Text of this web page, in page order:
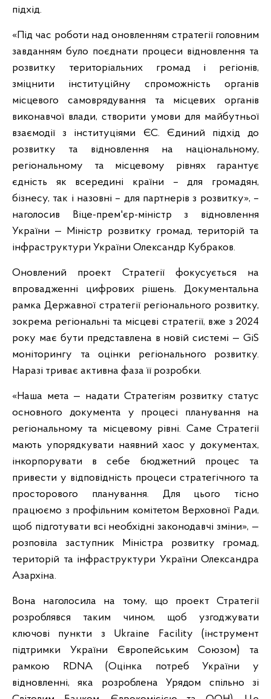
підхід.
«Під час роботи над оновленням стратегії головним
завданням було поєднати процеси відновлення та
розвитку територіальних громад і регіонів,
зміцнити інституційну спроможність органів
місцевого самоврядування та місцевих органів
виконавчої влади, створити умови для майбутньої
взаємодії з інституціями ЄС. Єдиний підхід до
розвитку та відновлення на національному,
регіональному та місцевому рівнях гарантує
єдність як всередині країни – для громадян,
бізнесу, так і назовні – для партнерів з розвитку», –
наголосив Віце-прем'єр-міністр з відновлення
України — Міністр розвитку громад, територій та
інфраструктури України Олександр Кубраков.
Оновлений проект Стратегії фокусується на
впровадженні цифрових рішень. Документальна
рамка Державної стратегії регіонального розвитку,
зокрема регіональні та місцеві стратегії, вже з 2024
року має бути представлена в новій системі — GiS
моніторингу та оцінки регіонального розвитку.
Наразі триває активна фаза її розробки.
«Наша мета — надати Стратегіям розвитку статус
основного документа у процесі планування на
регіональному та місцевому рівні. Саме Стратегії
мають упорядкувати наявний хаос у документах,
інкорпорувати в себе бюджетний процес та
привести у відповідність процеси стратегічного та
просторового планування. Для цього тісно
працюємо з профільним комітетом Верховної Ради,
щоб підготувати всі необхідні законодавчі зміни», —
розповіла заступник Міністра розвитку громад,
територій та інфраструктури України Олександра
Азархіна.
Вона наголосила на тому, що проект Стратегії
розроблявся таким чином, щоб узгоджувати
ключові пункти з Ukraine Facility (інструмент
підтримки України Європейським Союзом) та
рамкою RDNA (Оцінка потреб України у
відновленні, яка розроблена Урядом спільно зі